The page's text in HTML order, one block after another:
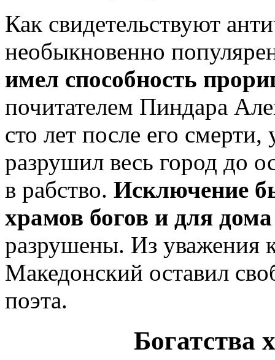
Как свидетельствуют
необыкновенно
имел способность
почитателем Пиндара
сто лет после его
разрушил весь город до
в рабство. Исключение
храмов богов и для
разрушены. Из уважения
Македонский оставил
поэта.
Богатства